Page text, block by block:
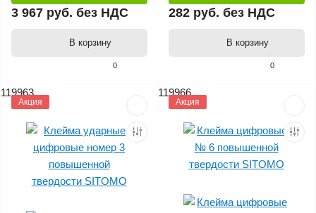
0
3 967 руб. без НДС
В корзину
0
282 руб. без НДС
В корзину
119963
Акция
119966
Акция